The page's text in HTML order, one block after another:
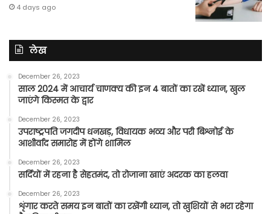
4 days ago
लेख
December 26, 2023
साल 2024 में आचार्य चाणक्य की इन 4 बातों का रखें ध्यान, खुल
जाएंगे किस्मत के द्वार
December 26, 2023
उपराष्ट्रपति जगदीप धनखड़, विधायक भव्य और परी बिश्नोई के
आशीर्वाद समारोह में होंगे शामिल
December 26, 2023
सर्दियों में रहना है सेहतमंद, तो रोजाना खाएं अदरक का हलवा
December 26, 2023
शृंगार करते समय इन बातों का रखेंगी ध्यान, तो खुशियों से भरा रहेगा